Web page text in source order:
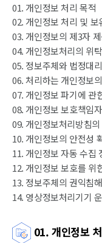
01. 개인정보 처리 목적
02. 개인정보 처리 및 보
03. 개인정보의 제3자
04. 개인정보처리의 위
05. 정보주체와 법정대
06. 처리하는 개인정보
07. 개인정보 파기에 관
08. 개인정보 보호책임
09. 개인정보처리방침
10. 개인정보의 안전성
11. 개인정보 자동 수집
12. 개인정보 보호를 위
13. 정보주체의 권익침
14. 영상정보처리기기
01. 개인정보